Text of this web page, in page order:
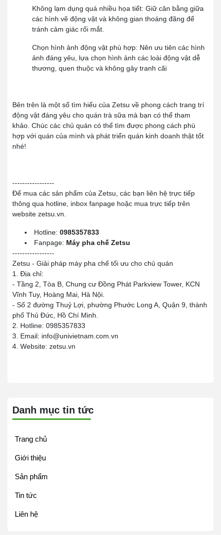
Không lạm dụng quá nhiều họa tiết: Giữ cân bằng giữa
các hình vẽ động vật và không gian thoáng đãng để
tránh cảm giác rối mắt.
Chọn hình ảnh động vật phù hợp: Nên ưu tiên các hình
ảnh đáng yêu, lựa chọn hình ảnh các loài động vật dễ
thương, quen thuộc và không gây tranh cãi
Bên trên là một số tìm hiểu của Zetsu về phong cách trang trí
động vật đáng yêu cho quán trà sữa mà bạn có thể tham
khảo. Chúc các chủ quán có thể tìm được phong cách phù
hợp với quán của mình và phát triển quán kinh doanh thật tốt
nhé!
-----------------
Để mua các sản phẩm của Zetsu, các bạn liên hệ trực tiếp
thông qua hotline, inbox fanpage hoặc mua trực tiếp trên
website zetsu.vn.
Hotline: 0985357833
Fanpage: Máy pha chế Zetsu
-----------------
Zetsu - Giải pháp máy pha chế tối ưu cho chủ quán
1. Địa chỉ:
- Tầng 2, Tòa B, Chung cư Đồng Phát Parkview Tower, KCN
Vĩnh Tuy, Hoàng Mai, Hà Nội.
- Số 2 đường Thuỷ Lợi, phường Phước Long A, Quận 9, thành
phố Thủ Đức, Hồ Chí Minh.
2. Hotline: 0985357833
3. Email: info@univietnam.com.vn
4. Website: zetsu.vn
Danh mục tin tức
Trang chủ
Giới thiệu
Sản phẩm
Tin tức
Liên hệ